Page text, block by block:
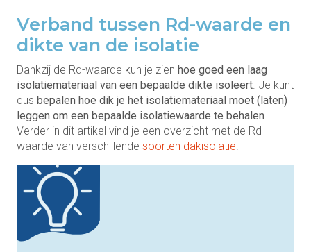
Verband tussen Rd-waarde en
dikte van de isolatie
Dankzij de Rd-waarde kun je zien hoe goed een laag
isolatiemateriaal van een bepaalde dikte isoleert . Je kunt
dus bepalen hoe dik je het isolatiemateriaal moet (laten)
leggen om een bepaalde isolatiewaarde te behalen
Verder in dit artikel vind je een overzicht met de Rd-
waarde van verschillende soorten dakisolatie